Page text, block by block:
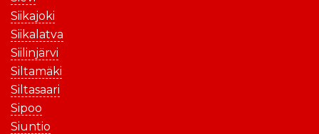
Siikajoki
Siikalatva
Siilinjärvi
Siltamäki
Siltasaari
Sipoo
Siuntio